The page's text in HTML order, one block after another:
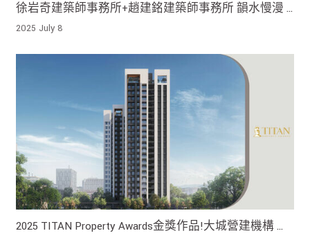
徐岩奇建築師事務所+趙建銘建築師事務所 韻水慢漫 |
2024 iF Design Award 得獎作品 !
2025 July 8
2025 TITAN Property Awards金獎作品!大城營建機構 大